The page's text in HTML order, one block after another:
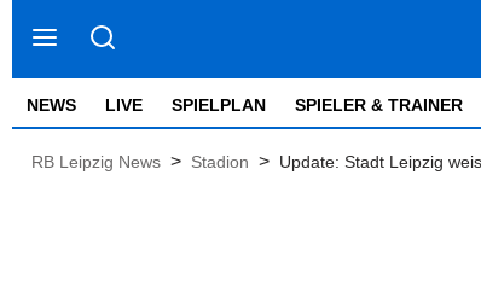
NEWS LIVE SPIELPLAN SPIELER & TRAINER
RB Leipzig News > Stadion > Update: Stadt Leipzig